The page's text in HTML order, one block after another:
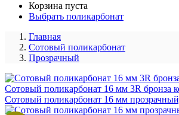
Корзина пуста
Выбрать поликарбонат
Главная
Сотовый поликарбонат
Прозрачный
Сотовый поликарбонат 16 мм 3R бронза
Сотовый поликарбонат 16 мм